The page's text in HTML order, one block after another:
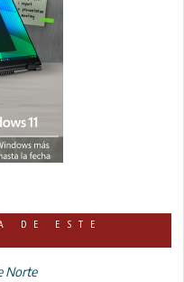
DE ESTE
Norte